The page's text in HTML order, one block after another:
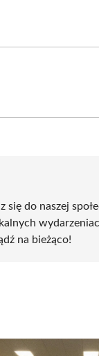
do naszej
na bieżąco!